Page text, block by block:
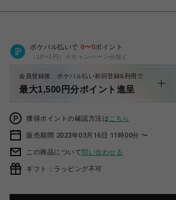
ポケパル払いで 0〜0ポイント
（1P=1円）※キャンペーン分除く
会員登録後、ポケパル払い初回登録&利用で
最大1,500円分ポイント進呈
獲得ポイントの確認方法は こちら
販売期間 2023年03月16日 11時00分 〜
この商品について問い合わせる
ギフト：ラッピング不可